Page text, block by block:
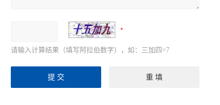
请输入计算结果（填写阿拉伯数字），如：三加四=7